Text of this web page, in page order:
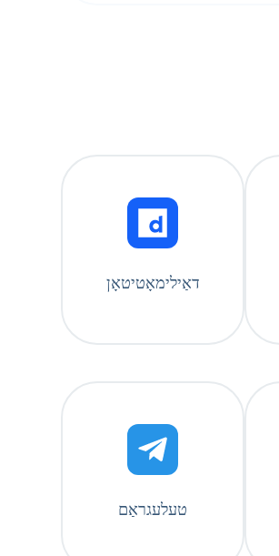
דאַילימאָטיטאָן
טעלעגראַם